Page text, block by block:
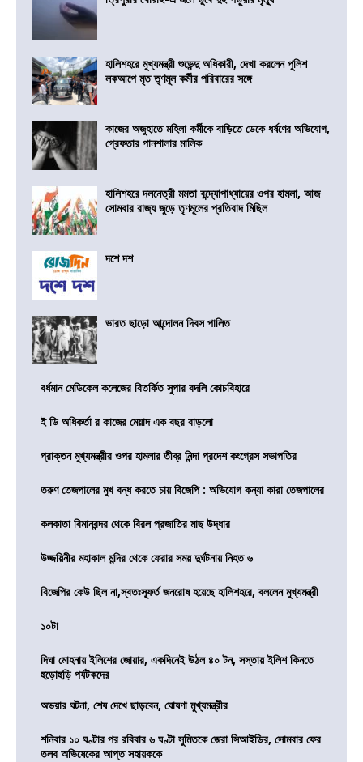
হালিশহরে মুখ্যমন্ত্রী শুভেন্দু অধিকারী, দেখা করলেন পুলিশ
লকআপে মৃত তৃণমূল কর্মীর পরিবারের সঙ্গে
কাজের অজুহাতে মহিলা কর্মীকে বাড়িতে ডেকে ধর্ষণের অভিযোগ,
গ্রেফতার পানশালার মালিক
হালিশহরে দলনেত্রী মমতা বন্দ্যোপাধ্যায়ের ওপর হামলা, আজ
সোমবার রাজ্য জুড়ে তৃণমূলের প্রতিবাদ মিছিল
দশে দশ
ভারত ছাড়ো আন্দোলন দিবস পালিত
বর্ধমান মেডিকেল কলেজের বিতর্কিত সুপার বদলি কোচবিহারে
ই ডি অধিকর্তা র কাজের মেয়াদ এক বছর বাড়লো
প্রাক্তন মুখ্যমন্ত্রীর ওপর হামলার তীব্র নিন্দা প্রদেশ কংগ্রেস সভাপতির
তরুণ তেজপালের মুখ বন্ধ করতে চায় বিজেপি : অভিযোগ কন্যা কারা তেজপালের
কলকাতা বিমানবন্দর থেকে বিরল প্রজাতির মাছ উদ্ধার
উজ্জয়িনীর মহাকাল মন্দির থেকে ফেরার সময় দুর্ঘটনায় নিহত ৬
বিজেপির কেউ ছিল না,স্বতঃস্ফূর্ত জনরোষ হয়েছে হালিশহরে, বললেন মুখ্যমন্ত্রী
১০টা
দিঘা মোহনায় ইলিশের জোয়ার, একদিনেই উঠল ৪০ টন, সস্তায় ইলিশ কিনতে
হুড়োহুড়ি পর্যটকদের
অভয়ার ঘটনা, শেষ দেখে ছাড়বেন, ঘোষণা মুখ্যমন্ত্রীর
শনিবার ১০ ঘণ্টার পর রবিবার ৬ ঘণ্টা সুমিতকে জেরা সিআইডির, সোমবার ফের
তলব অভিষেকের আপ্ত সহায়ককে